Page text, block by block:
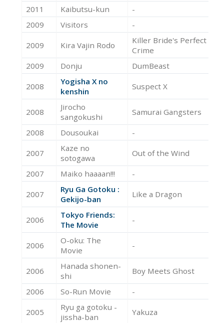
2011
Kaibutsu-kun -
2009
Visitors -
2009 Kira Vajin Rodo
Killer Bride's Perfect
Crime
2009 Donju DumBeast
2008
Yogisha X no
kenshin
Suspect X
2008
Jirocho
sangokushi
Samurai Gangsters
2008 Dousoukai -
2007
Kaze no
sotogawa
Out of the Wind
2007 Maiko haaaan!!! -
2007
Ryu Ga Gotoku :
Gekijo-ban
Like a Dragon
2006
Tokyo Friends:
The Movie
-
2006
O-oku: The
Movie
-
2006
Hanada shonen-
shi
Boy Meets Ghost
2006 So-Run Movie -
2005
Ryu ga gotoku -
jissha-ban
Yakuza